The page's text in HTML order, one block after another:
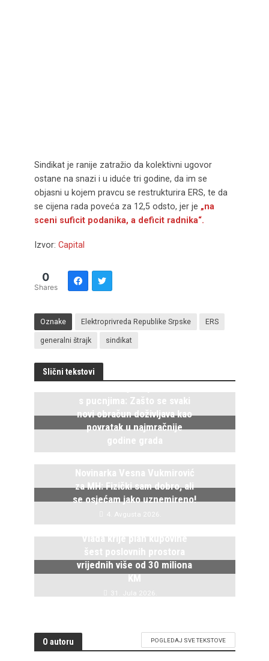
Sindikat je ranije zatražio da kolektivni ugovor
ostane na snazi i u iduće tri godine, da im se
objasni u kojem pravcu se restrukturira ERS, te da
se cijena rada poveća za 12,5 odsto, jer je „na
sceni suficit podanika, a deficit radnika“.
Izvor: Capital
0
Shares
Oznake Elektroprivreda Republike Srpske ERS
generalni štrajk sindikat
Slični tekstovi
s pucnjima: Zašto se svaki
novi obračun doživljava kao
povratak u najmračnije
godine grada
5. Avgusta 2026.
Novinarka Vesna Vukmirović
za MH: Fizički sam dobro, ali
se osjećam jako uznemireno!
4. Avgusta 2026.
Vlada krije plan kupovine
šest poslovnih prostora
vrijednih više od 30 miliona
KM
31. Jula 2026.
O autoru POGLEDAJ SVE TEKSTOVE